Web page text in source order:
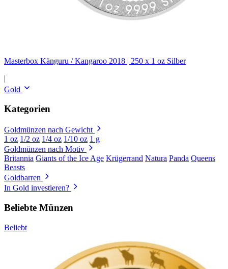
Masterbox Känguru / Kangaroo 2018 | 250 x 1 oz Silber
|
Gold
Kategorien
Goldmünzen nach Gewicht
1 oz 1/2 oz 1/4 oz 1/10 oz 1 g
Goldmünzen nach Motiv
Britannia Giants of the Ice Age Krügerrand Natura Panda Queens
Beasts
Goldbarren
In Gold investieren?
Beliebte Münzen
Beliebt